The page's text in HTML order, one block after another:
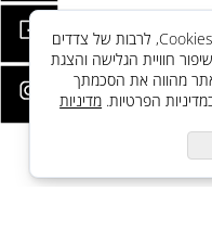
לידיעתך, באתרנו נעשה שימוש בקבצי Cookies, לרבות של צדדים
חוויית הגלישה והצגת
מהווה את הסכמתך
הפרטיות. מדיניות